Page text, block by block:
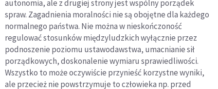
autonomia, ale z drugiej strony jest wspólny porządek
spraw. Zagadnienia moralności nie są obojętne dla każdego
normalnego państwa. Nie można w nieskończoność
regulować stosunków międzyludzkich wyłącznie przez
podnoszenie poziomu ustawodawstwa, umacnianie sił
porządkowych, doskonalenie wymiaru sprawiedliwości.
Wszystko to może oczywiście przynieść korzystne wyniki,
ale przecież nie powstrzymuje to człowieka np. przed